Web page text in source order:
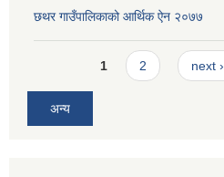
छथर गाउँपालिकाको आर्थिक ऐन २०७७
Pages1 2 next ›
अन्य